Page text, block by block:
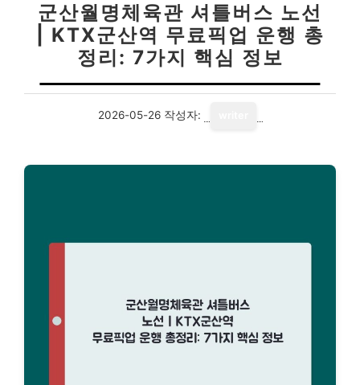
군산월명체육관 셔틀버스 노선
| KTX군산역 무료픽업 운행 총
정리: 7가지 핵심 정보
2026-05-26 작성자: